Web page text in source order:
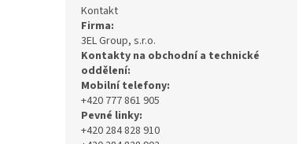
Kontakt
Firma:
3EL Group, s.r.o.
Kontakty na obchodní a technické
oddělení:
Mobilní telefony:
+420 777 861 905
Pevné linky:
+420 284 828 910